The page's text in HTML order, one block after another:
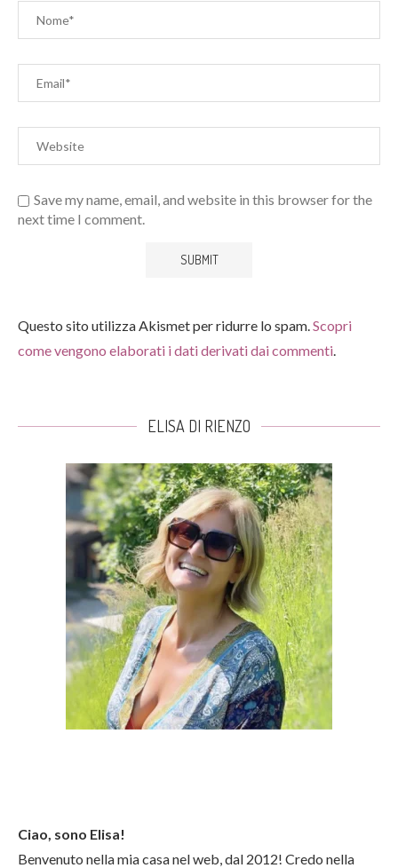
Save my name, email, and website in this browser for the
next time I comment.
Questo sito utilizza Akismet per ridurre lo spam. Scopri
come vengono elaborati i dati derivati dai commenti
ELISA DI RIENZO
Ciao, sono Elisa!
Benvenuto nella mia casa nel web, dal 2012! Credo nella